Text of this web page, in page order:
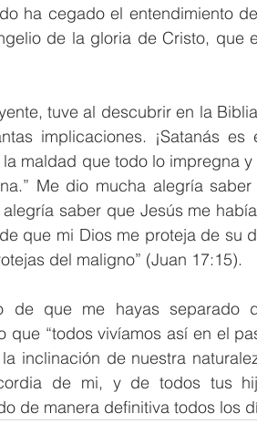
ha cegado el entendimiento
de la gloria de Cristo, que
tuve al descubrir en la
implicaciones. ¡Satanás
maldad que todo lo impregna
Me dio mucha alegría
saber que Jesús me
que mi Dios me proteja de su
del maligno” (Juan 17:15).
de que me hayas separado
“todos vivíamos así en el
inclinación de nuestra
de mi, y de todos tus
de manera definitiva todos los